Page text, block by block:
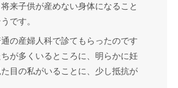
将来子供が産めない身体になること
です。
の産婦人科で診てもらったのです
が多くいるところに、明らかに妊
目の私がいることに、少し抵抗が